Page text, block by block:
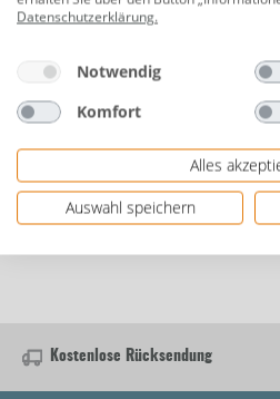
35,99
6 von 6 Produkten
Kostenlose Rücksendung
Datenschutzerklärung.
Notwendig
Komfort
Alles
Auswahl speichern